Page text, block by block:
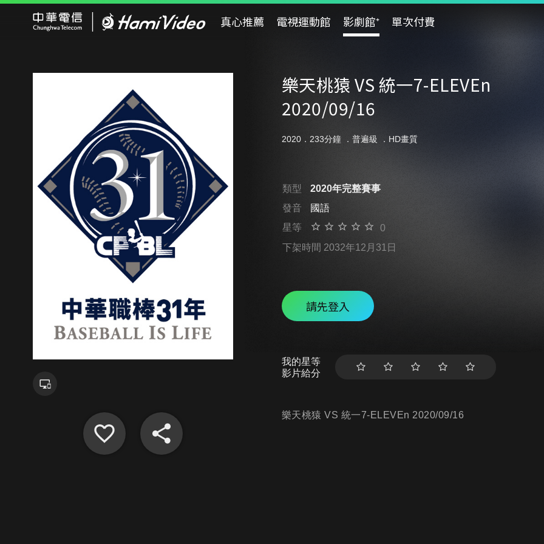
真心推薦 電視運動館 影劇館⁺ 單次付費
樂天桃猿 VS 統一7-ELEVEn
2020/09/16
2020．233分鐘 ． 普遍級 ．HD畫質
類型
2020年完整賽事
發音
國語
星等
0
下架時間 2032年12月31日
請先登入
我的星等
影片給分
樂天桃猿 VS 統一7-ELEVEn 2020/09/16